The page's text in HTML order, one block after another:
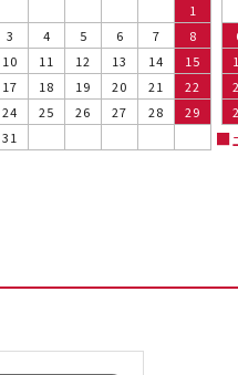
1
3 4 5 6 7
8
10 11 12 13 14
15
17 18 19 20 21
22
24 25 26 27 28
29
31 ■